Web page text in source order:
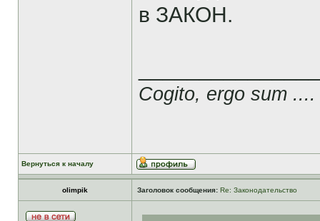
в ЗАКОН.
Cogito, ergo sum ....
Вернуться к началу
olimpik Заголовок сообщения: Re: Законодательство